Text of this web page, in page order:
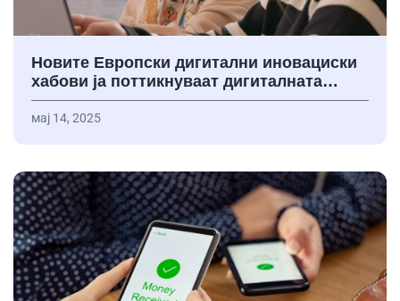
Новите Европски дигитални иновациски
хабови ја поттикнуваат дигиталната…
мај 14, 2025